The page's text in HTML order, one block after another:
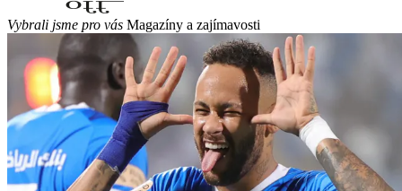
Vybrali jsme pro vás Magazíny a zajímavosti